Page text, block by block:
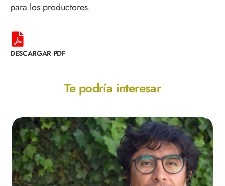
para los productores.
DESCARGAR PDF
Te podría interesar